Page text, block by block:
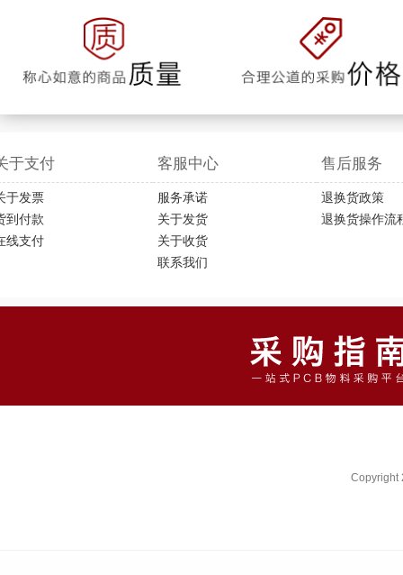
于支付
于发票
到付款
线支付
客服中心
服务承诺
关于发货
关于收货
联系我们
售后服务
退换货政策
退换货操作流
Copyright